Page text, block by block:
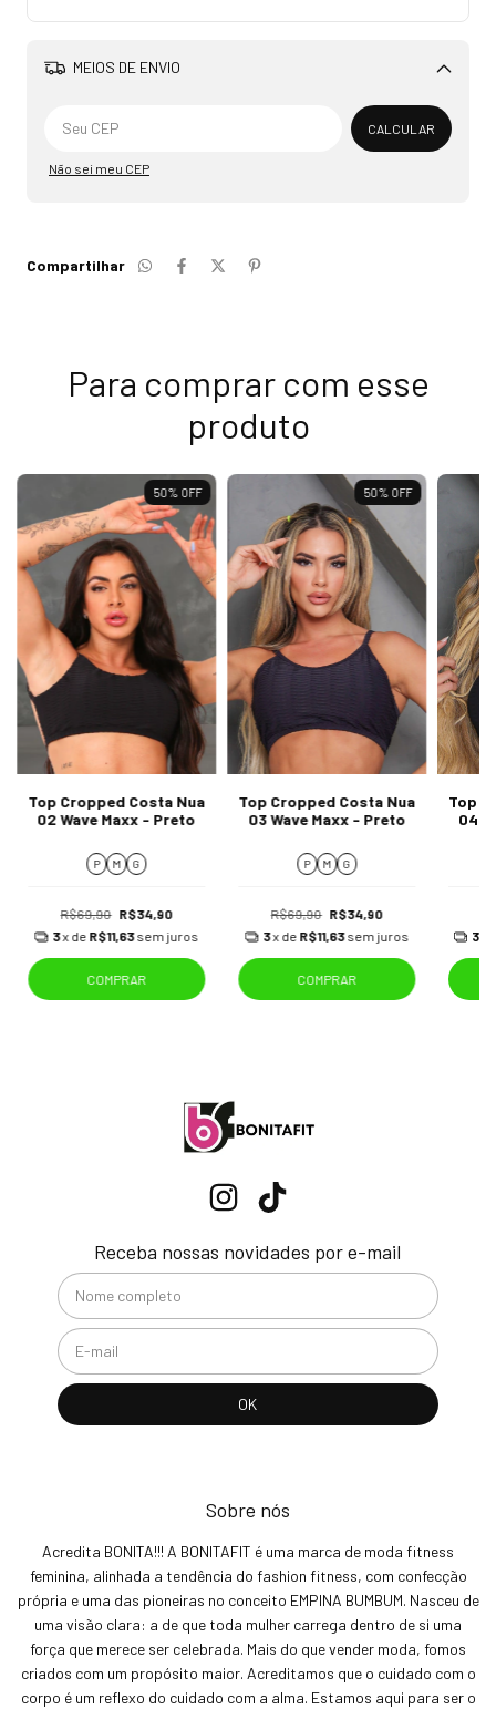
MEIOS DE ENVIO
Alterar CEP
CALCULAR
Não sei meu CEP
Compartilhar
Para comprar com esse
produto
50% OFF
Top Cropped Costa Nua
02 Wave Maxx - Preto
P M G
R$69,90 R$34,90
3x de R$11,63 sem juros
COMPRAR
50% OFF
Top Cropped Costa Nua
03 Wave Maxx - Preto
P M G
R$69,90 R$34,90
3x de R$11,63sem juros
COMPRAR
Top
04
3
Receba nossas novidades por e-mail
Sobre nós
Acredita BONITA!!! A BONITAFIT é uma marca de moda fitness
feminina, alinhada a tendência do fashion fitness, com confecção
própria e uma das pioneiras no conceito EMPINA BUMBUM. Nasceu de
uma visão clara: a de que toda mulher carrega dentro de si uma
força que merece ser celebrada. Mais do que vender moda, fomos
criados com um propósito maior. Acreditamos que o cuidado com o
corpo é um reflexo do cuidado com a alma. Estamos aqui para ser o